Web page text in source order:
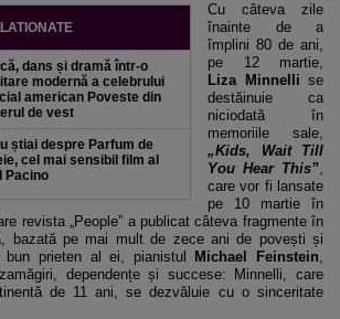
dans și dramă într-o
modernă a celebrului
american Poveste din
de vest
știai despre Parfum de
cel mai sensibil film al
Pacino
Cu câteva zile
înainte de a
împlini 80 de ani,
pe 12 martie,
Liza Minnelli se
destăinuie ca
niciodată în
memoriile sale,
„Kids, Wait Till
You Hear This”,
care vor fi lansate
pe 10 martie în
revista „People” a publicat câteva fragmente în
bazată pe mai mult de zece ani de povești și
prieten al ei, pianistul
Michael Feinstein,
dependențe și succese: Minnelli, care
de 11 ani, se dezvăluie cu o sinceritate